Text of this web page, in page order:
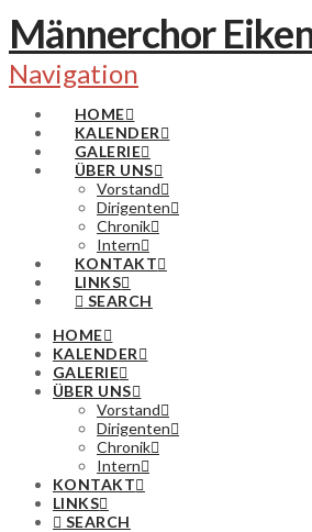
Männerchor
Navigation
HOME
KALENDER
GALERIE
ÜBER UNS
Vorstand
Dirigenten
Chronik
Intern
KONTAKT
LINKS
SEARCH
HOME
KALENDER
GALERIE
ÜBER UNS
Vorstand
Dirigenten
Chronik
Intern
KONTAKT
LINKS
SEARCH